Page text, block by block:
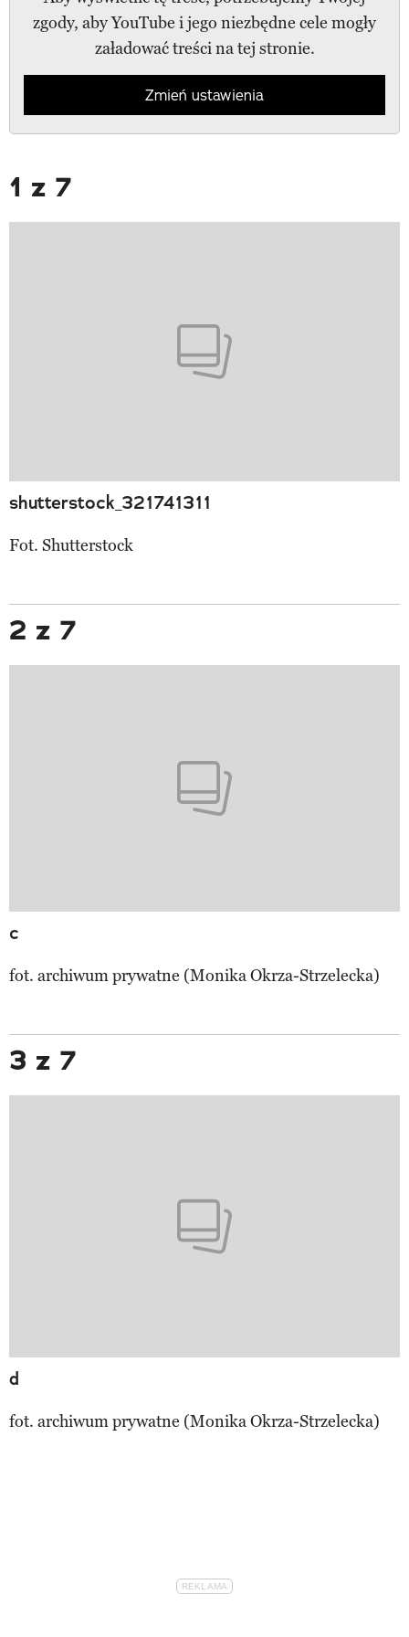
zgody, aby YouTube i jego niezbędne cele mogły
załadować treści na tej stronie.
Zmień ustawienia
1 z 7
shutterstock_321741311
Fot. Shutterstock
2 z 7
c
fot. archiwum prywatne (Monika Okrza-Strzelecka)
3 z 7
d
fot. archiwum prywatne (Monika Okrza-Strzelecka)